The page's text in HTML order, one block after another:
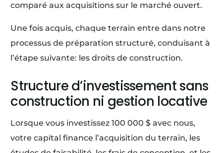
comparé aux acquisitions sur le marché ouvert.
Une fois acquis, chaque terrain entre dans notre
processus de préparation structuré, conduisant à
l’étape suivante: les droits de construction.
Structure d’investissement sans
construction ni gestion locative
Lorsque vous investissez 100 000 $ avec nous,
votre capital finance l’acquisition du terrain, les